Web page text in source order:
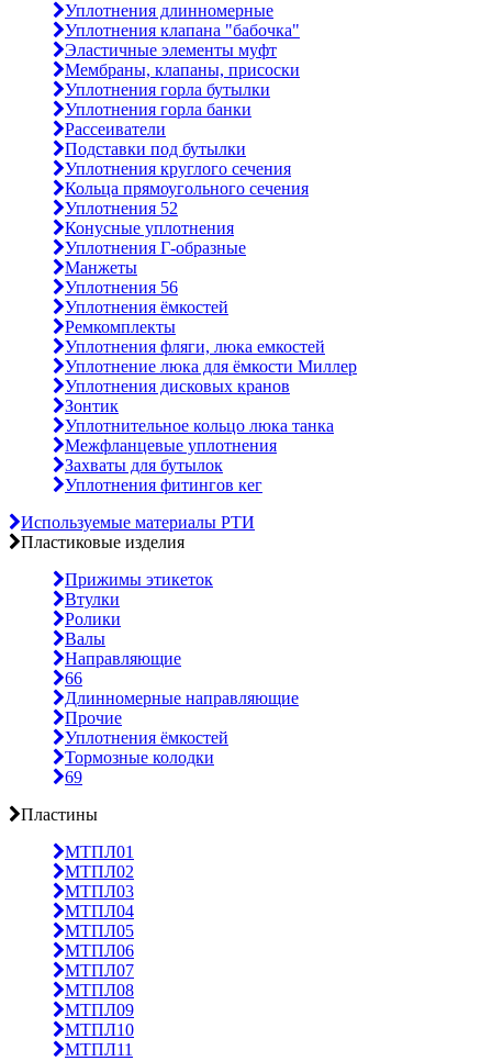
Уплотнения длинномерные
Уплотнения клапана "бабочка"
Эластичные элементы муфт
Мембраны, клапаны, присоски
Уплотнения горла бутылки
Уплотнения горла банки
Рассеиватели
Подставки под бутылки
Уплотнения круглого сечения
Кольца прямоугольного сечения
Уплотнения 52
Конусные уплотнения
Уплотнения Г-образные
Манжеты
Уплотнения 56
Уплотнения ёмкостей
Ремкомплекты
Уплотнения фляги, люка емкостей
Уплотнение люка для ёмкости Миллер
Уплотнения дисковых кранов
Зонтик
Уплотнительное кольцо люка танка
Межфланцевые уплотнения
Захваты для бутылок
Уплотнения фитингов кег
Используемые материалы РТИ
Пластиковые изделия
Прижимы этикеток
Втулки
Ролики
Валы
Направляющие
66
Длинномерные направляющие
Прочие
Уплотнения ёмкостей
Тормозные колодки
69
Пластины
МТПЛ01
МТПЛ02
МТПЛ03
МТПЛ04
МТПЛ05
МТПЛ06
МТПЛ07
МТПЛ08
МТПЛ09
МТПЛ10
МТПЛ11